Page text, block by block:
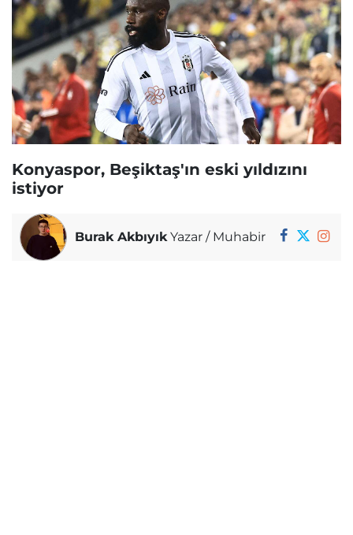
Konyaspor, Beşiktaş'ın eski yıldızını
istiyor
Burak Akbıyık Yazar / Muhabir